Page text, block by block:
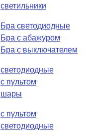
светильники
Бра светодиодные
Бра с абажуром
Бра с выключателем
светодиодные
с пультом
шары
с пультом
светодиодные